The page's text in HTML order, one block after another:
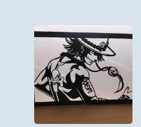
à
120,00€